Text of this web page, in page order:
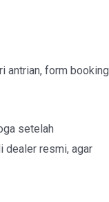
antrian, form booking
setelah
dealer resmi, agar